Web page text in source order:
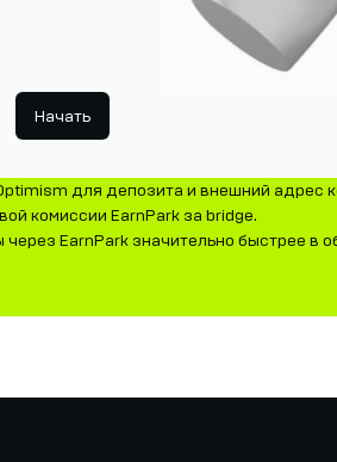
Начать
для депозита и внешний адрес
комиссии EarnPark за bridge.
EarnPark значительно быстрее в